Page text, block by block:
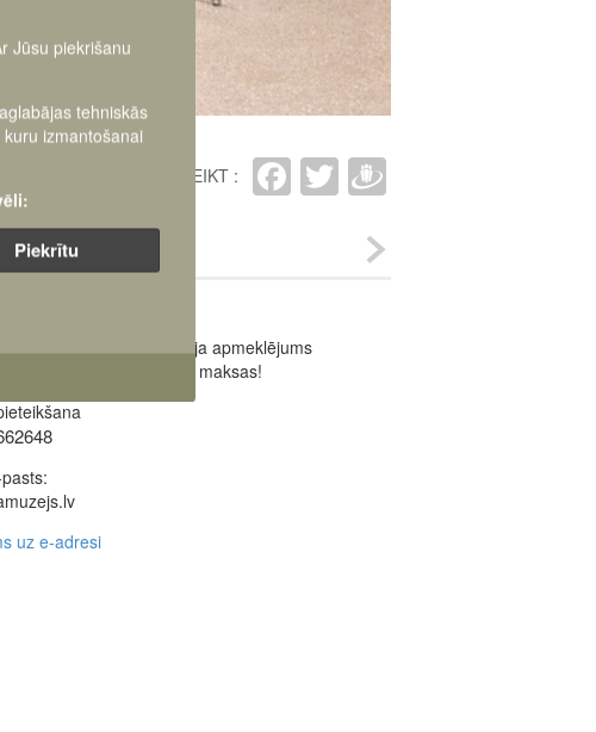
IETEIKT : Facebook
Twitter
uz e-adresi
Muzeja apmeklējums
ir bez maksas!
Jūsu piekrišanu
tehniskās
izmantošanai
Piekrītu